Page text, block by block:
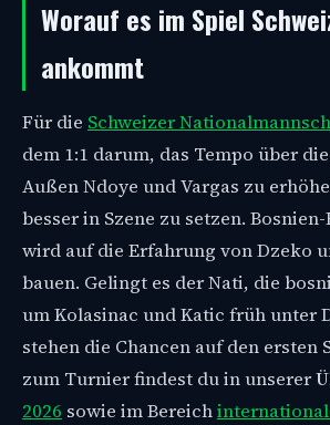
Worauf es im Spiel
ankommt
Für die Schweizer
dem 1:1 darum, das Tempo über
Außen Ndoye und Vargas zu
besser in Szene zu setzen.
wird auf die Erfahrung von Dzeko
bauen. Gelingt es der Nati, die
um Kolasinac und Katic früh unter
stehen die Chancen auf den ersten
zum Turnier findest du in unserer
2026 sowie im Bereich